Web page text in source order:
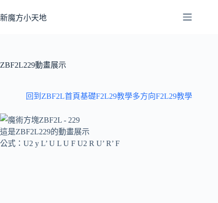
至
容
新魔方小天地
ZBF2L229動畫展示
回到ZBF2L首頁基礎F2L29教學多方向F2L29教學
這是ZBF2L229的動畫展示
公式：U2 y L’ U L U F U2 R U’ R’ F